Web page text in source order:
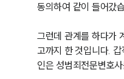
동의하여 같이 들어갔
그런데 관계를 하다가
고까지 한 것입니다.
인은 성범죄전문변호